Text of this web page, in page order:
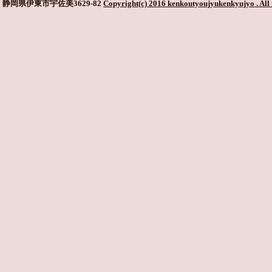
岡県伊東市宇佐美3629-82 Copyright(c) 2016 kenkoutyoujyukenkyujyo . All